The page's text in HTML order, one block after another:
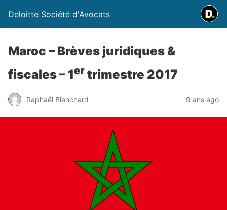
Deloitte Société d'Avocats
Maroc – Brèves juridiques &
fiscales – 1er trimestre 2017
Raphaël Blanchard 9 ans ago